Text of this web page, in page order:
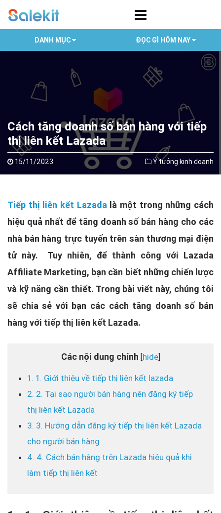
DANH MỤC ĐỌC GÌ HÔM NAY
Cách tăng doanh số bán hàng với tiếp
thị liên kết Lazada
15/11/2023 Ý tưởng kinh doanh
Tiếp thị liên kết Lazadalà một trong những cách
hiệu quả nhất để tăng doanh số bán hàng cho các
nhà bán hàng trực tuyến trên sàn thương mại điện
tử này. Tuy nhiên, để thành công với Lazada
Affiliate Marketing, bạn cần biết những chiến lược
và kỹ năng cần thiết. Trong bài viết này, chúng tôi
sẽ chia sẻ với bạn các cách tăng doanh số bán
hàng với tiếp thị liên kết Lazada.
Các nội dung chính [hide]
1. 1. Giới thiệu về tiếp thị liên kết lazada
2. 2. Tại sao người bán hàng nên đăng ký tiếp
thị liên kết Lazada
3. 3. Hướng dẫn đăng ký tiếp thị liên kết Lazada
cho người bán hàng
4. 4. Cách bán hàng trên Lazada hiệu quả khi
làm tiếp thị liên kết